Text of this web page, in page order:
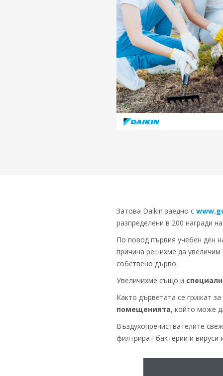
Затова Daikin заедно с
разпределени в 200 награди
По повод първия учебен ден
причина решихме да
собствено дърво.
Увеличихме също и
Както дърветата се грижат
помещенията, който може
Въздухопречиствателите
филтрират бактерии и